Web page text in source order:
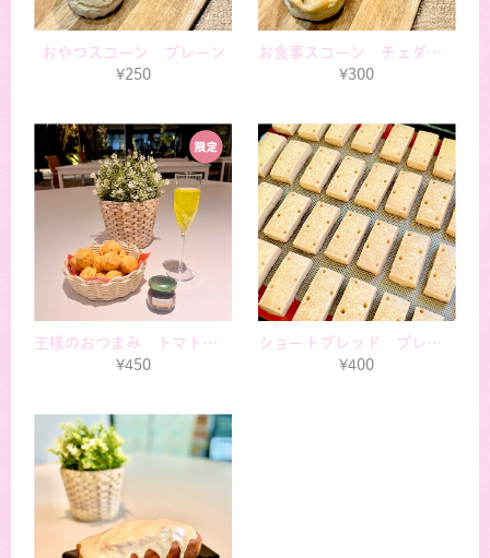
おやつスコーン プレーン
¥250
お食事スコーン チェダーベーコン
¥300
王様のおつまみ トマトバジル
¥450
ショートブレッド プレーン
¥400